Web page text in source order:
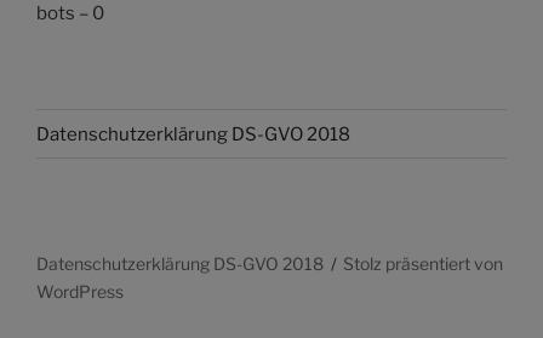
bots – 0
Datenschutzerklärung DS-GVO 2018
Datenschutzerklärung DS-GVO 2018
Stolz präsentiert von
WordPress